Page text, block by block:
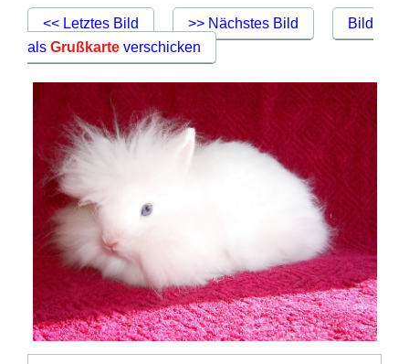
<< Letztes Bild >> Nächstes Bild
Bild
alsGrußkarte verschicken